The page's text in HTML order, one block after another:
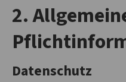
2.
Datenschutz